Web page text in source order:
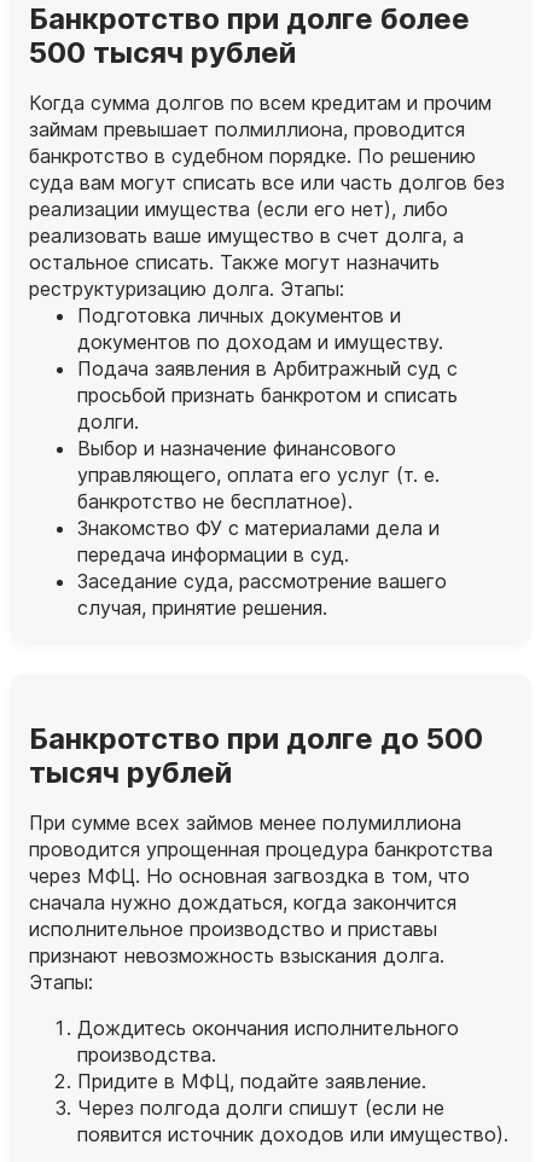
Банкротство при долге более
500 тысяч рублей
Когда сумма долгов по всем кредитам и прочим
займам превышает полмиллиона, проводится
банкротство в судебном порядке. По решению
суда вам могут списать все или часть долгов без
реализации имущества (если его нет), либо
реализовать ваше имущество в счет долга, а
остальное списать. Также могут назначить
реструктуризацию долга. Этапы:
Подготовка личных документов и
документов по доходам и имуществу.
Подача заявления в Арбитражный суд с
просьбой признать банкротом и списать
долги.
Выбор и назначение финансового
управляющего, оплата его услуг (т. е.
банкротство не бесплатное).
Знакомство ФУ с материалами дела и
передача информации в суд.
Заседание суда, рассмотрение вашего
случая, принятие решения.
Банкротство при долге до 500
тысяч рублей
При сумме всех займов менее полумиллиона
проводится упрощенная процедура банкротства
через МФЦ. Но основная загвоздка в том, что
сначала нужно дождаться, когда закончится
исполнительное производство и приставы
признают невозможность взыскания долга.
Этапы:
Дождитесь окончания исполнительного
производства.
Придите в МФЦ, подайте заявление.
Через полгода долги спишут (если не
появится источник доходов или имущество).